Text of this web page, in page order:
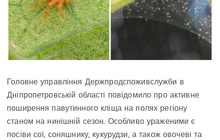
Головне управління Держпродспоживслужби в
Дніпропетровській області повідомило про активне
поширення павутинного кліща на полях регіону
станом на нинішній сезон. Особливо ураженими є
посіви сої, соняшнику, кукурудзи, а також овочеві та